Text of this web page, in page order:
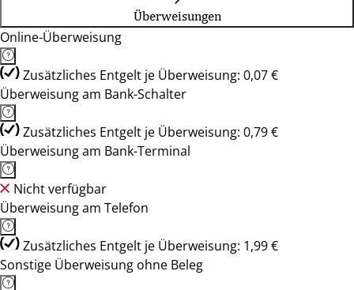
Überweisungen
Online-Überweisung
Zusätzliches Entgelt je Überweisung: 0,07 €
Überweisung am Bank-Schalter
Zusätzliches Entgelt je Überweisung: 0,79 €
Überweisung am Bank-Terminal
Nicht verfügbar
Überweisung am Telefon
Zusätzliches Entgelt je Überweisung: 1,99 €
Sonstige Überweisung ohne Beleg